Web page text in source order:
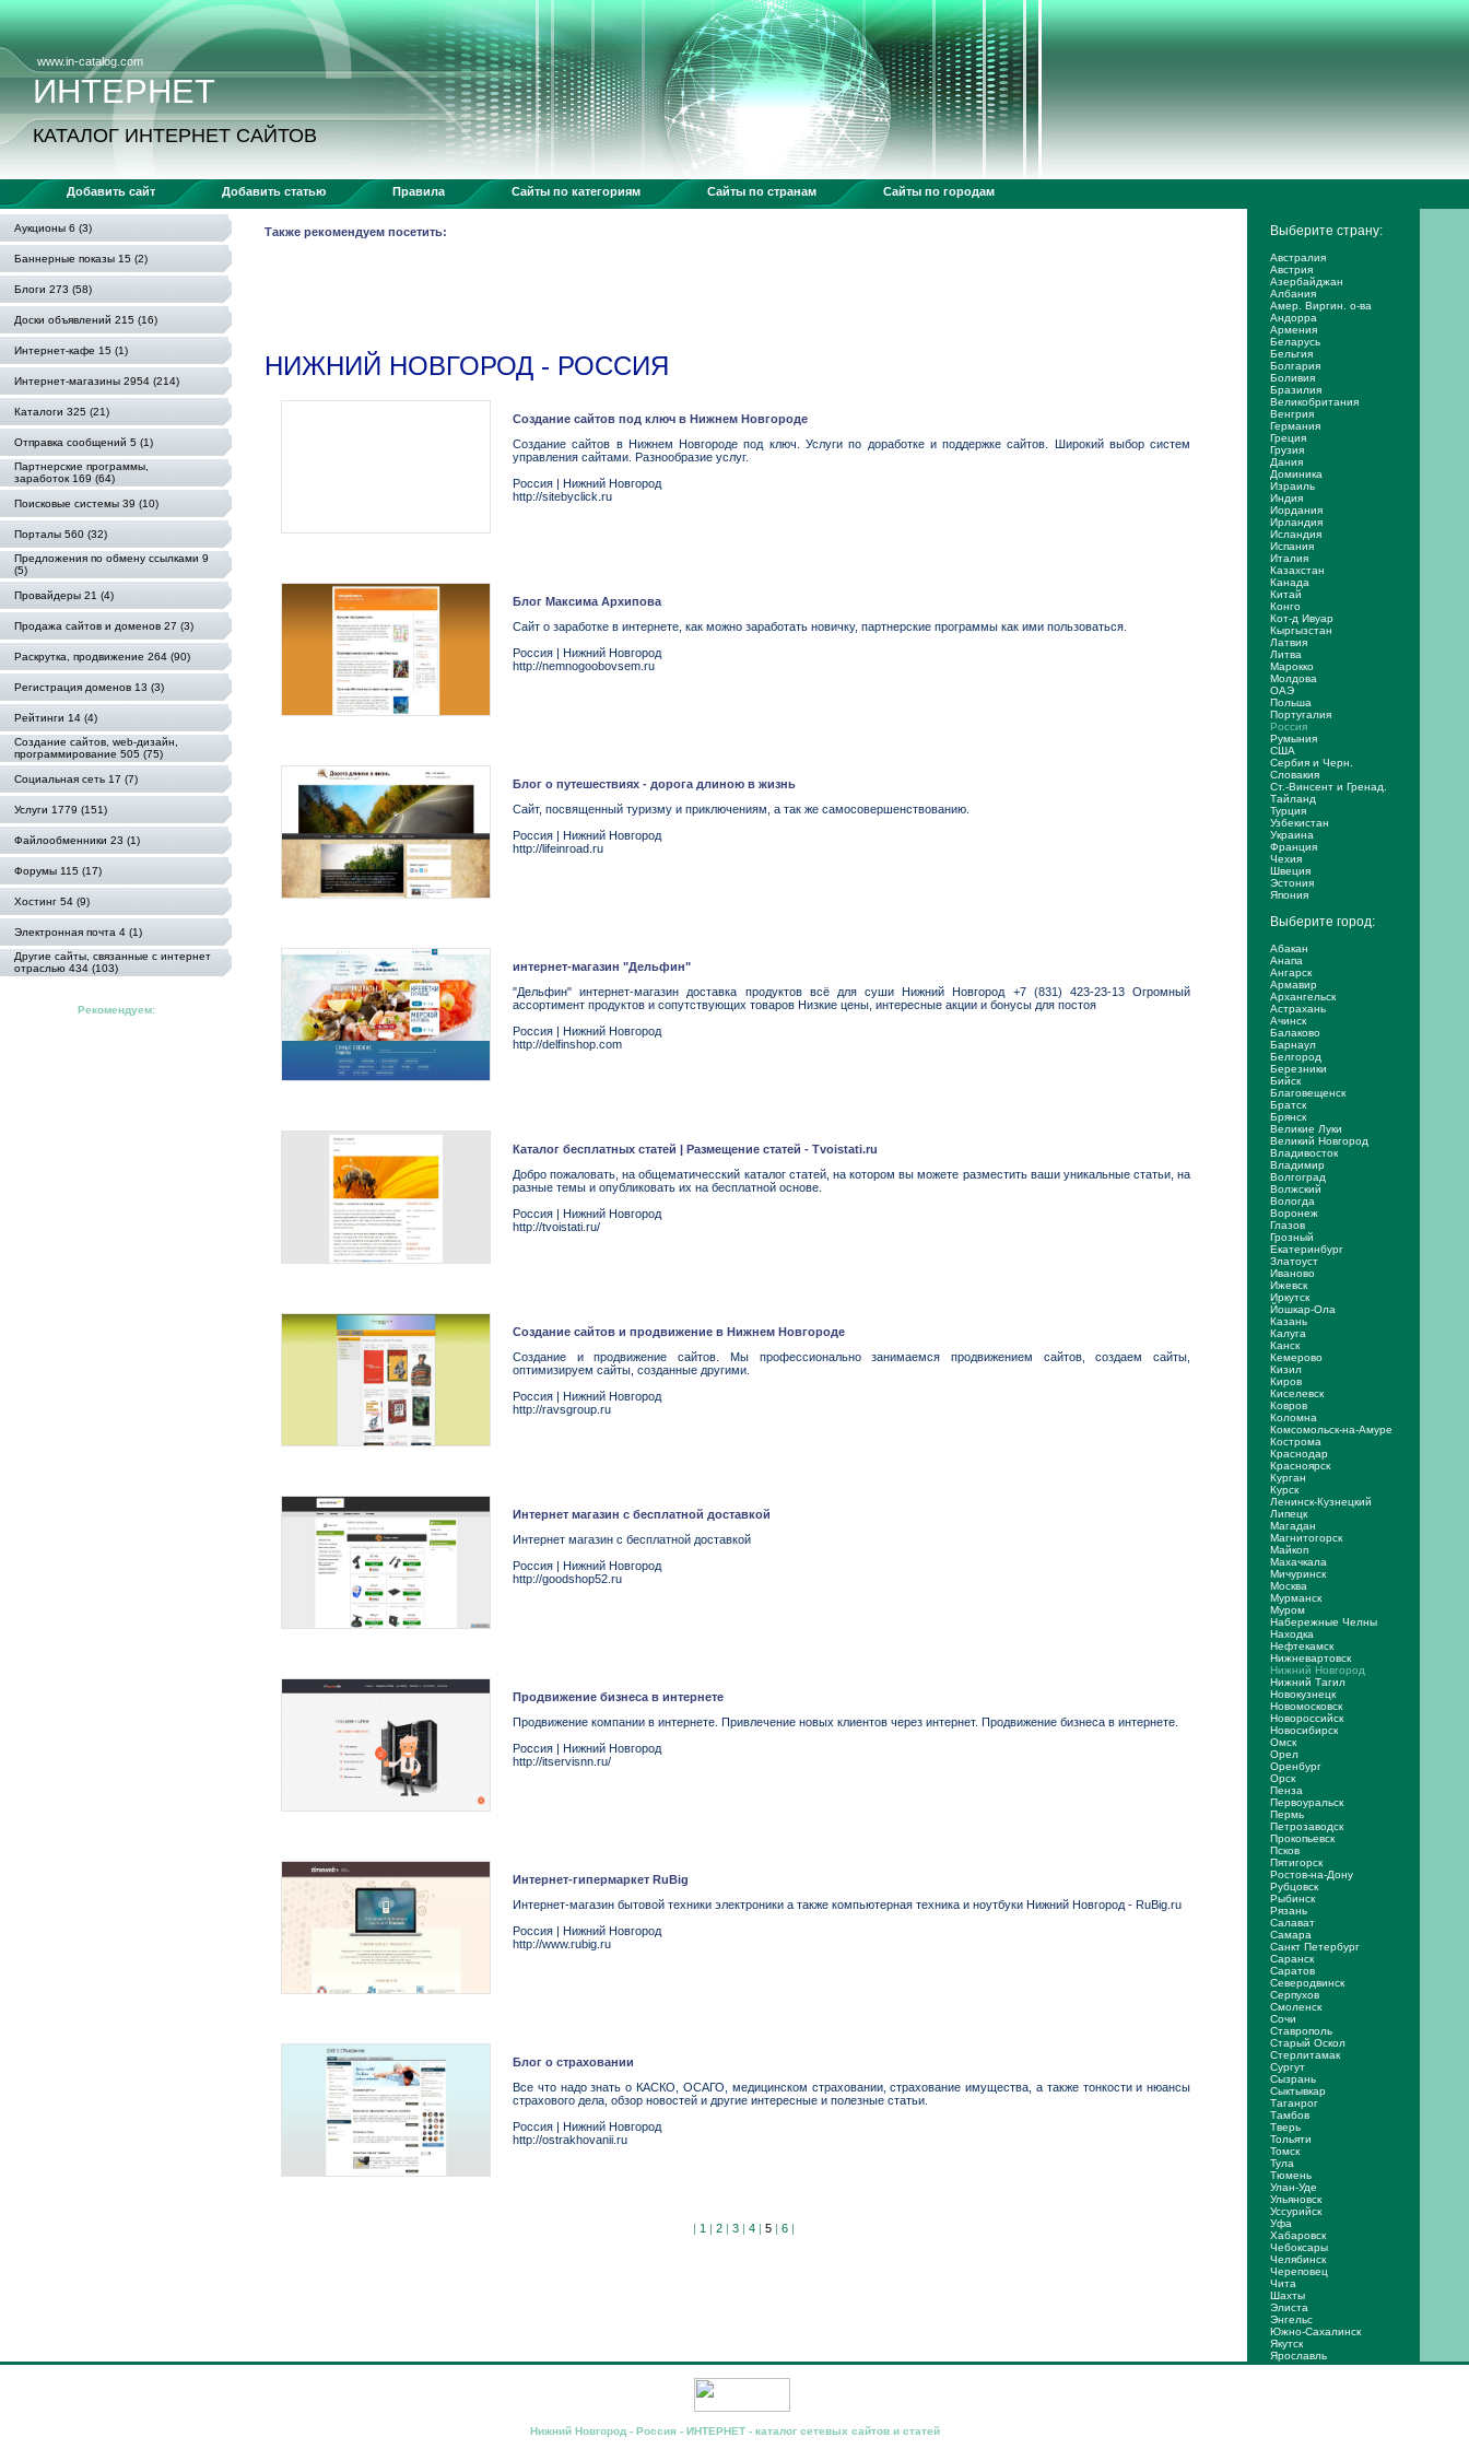
www.in-catalog.com
ИНТЕРНЕТ
КАТАЛОГ ИНТЕРНЕТ САЙТОВ
Добавить сайт Добавить статью Правила Сайты по категориям Сайты по странам Сайты по городам
Аукционы 6 (3)
Баннерные показы 15 (2)
Блоги 273 (58)
Доски объявлений 215 (16)
Интернет-кафе 15 (1)
Интернет-магазины 2954 (214)
Каталоги 325 (21)
Отправка сообщений 5 (1)
Партнерские программы,
заработок 169 (64)
Поисковые системы 39 (10)
Порталы 560 (32)
Предложения по обмену ссылками 9
(5)
Провайдеры 21 (4)
Продажа сайтов и доменов 27 (3)
Раскрутка, продвижение 264 (90)
Регистрация доменов 13 (3)
Рейтинги 14 (4)
Создание сайтов, web-дизайн,
программирование 505 (75)
Социальная сеть 17 (7)
Услуги 1779 (151)
Файлообменники 23 (1)
Форумы 115 (17)
Хостинг 54 (9)
Электронная почта 4 (1)
Другие сайты, связанные с интернет
отраслью 434 (103)
Рекомендуем:
Также рекомендуем посетить:
НИЖНИЙ НОВГОРОД - РОССИЯ
Создание сайтов под ключ в Нижнем Новгороде
Создание сайтов в Нижнем Новгороде под ключ. Услуги по доработке и поддержке сайтов. Широкий выбор систем
управления сайтами. Разнообразие услуг.
Россия | Нижний Новгород
http://sitebyclick.ru
Блог Максима Архипова
Сайт о заработке в интернете, как можно заработать новичку, партнерские программы как ими пользоваться.
Россия | Нижний Новгород
http://nemnogoobovsem.ru
Блог о путешествиях - дорога длиною в жизнь
Сайт, посвященный туризму и приключениям, а так же самосовершенствованию.
Россия | Нижний Новгород
http://lifeinroad.ru
интернет-магазин "Дельфин"
"Дельфин" интернет-магазин доставка продуктов всё для суши Нижний Новгород +7 (831) 423-23-13 Огромный
ассортимент продуктов и сопутствующих товаров Низкие цены, интересные акции и бонусы для постоя
Россия | Нижний Новгород
http://delfinshop.com
Каталог бесплатных статей | Размещение статей - Tvoistati.ru
Добро пожаловать, на общематичесский каталог статей, на котором вы можете разместить ваши уникальные статьи, на
разные темы и опубликовать их на бесплатной основе.
Россия | Нижний Новгород
http://tvoistati.ru/
Создание сайтов и продвижение в Нижнем Новгороде
Создание и продвижение сайтов. Мы профессионально занимаемся продвижением сайтов, создаем сайты,
оптимизируем сайты, созданные другими.
Россия | Нижний Новгород
http://ravsgroup.ru
Интернет магазин с бесплатной доставкой
Интернет магазин с бесплатной доставкой
Россия | Нижний Новгород
http://goodshop52.ru
Продвижение бизнеса в интернете
Продвижение компании в интернете. Привлечение новых клиентов через интернет. Продвижение бизнеса в интернете.
Россия | Нижний Новгород
http://itservisnn.ru/
Интернет-гипермаркет RuBig
Интернет-магазин бытовой техники электроники а также компьютерная техника и ноутбуки Нижний Новгород - RuBig.ru
Россия | Нижний Новгород
http://www.rubig.ru
Блог о страховании
Все что надо знать о КАСКО, ОСАГО, медицинском страховании, страхование имущества, а также тонкости и нюансы
страхового дела, обзор новостей и другие интересные и полезные статьи.
Россия | Нижний Новгород
http://ostrakhovanii.ru
| 1 | 2| 3| 4| 5| 6|
Выберите страну:
Австралия
Австрия
Азербайджан
Албания
Амер. Виргин. о-ва
Андорра
Армения
Беларусь
Бельгия
Болгария
Боливия
Бразилия
Великобритания
Венгрия
Германия
Греция
Грузия
Дания
Доминика
Израиль
Индия
Иордания
Ирландия
Исландия
Испания
Италия
Казахстан
Канада
Китай
Конго
Кот-д Ивуар
Кыргызстан
Латвия
Литва
Марокко
Молдова
ОАЭ
Польша
Португалия
Россия
Румыния
США
Сербия и Черн.
Словакия
Ст.-Винсент и Гренад.
Тайланд
Турция
Узбекистан
Украина
Франция
Чехия
Швеция
Эстония
Япония
Выберите город:
Абакан
Анапа
Ангарск
Армавир
Архангельск
Астрахань
Ачинск
Балаково
Барнаул
Белгород
Березники
Бийск
Благовещенск
Братск
Брянск
Великие Луки
Великий Новгород
Владивосток
Владимир
Волгоград
Волжский
Вологда
Воронеж
Глазов
Грозный
Екатеринбург
Златоуст
Иваново
Ижевск
Иркутск
Йошкар-Ола
Казань
Калуга
Канск
Кемерово
Кизил
Киров
Киселевск
Ковров
Коломна
Комсомольск-на-Амуре
Кострома
Краснодар
Красноярск
Курган
Курск
Ленинск-Кузнецкий
Липецк
Магадан
Магнитогорск
Майкоп
Махачкала
Мичуринск
Москва
Мурманск
Муром
Набережные Челны
Находка
Нефтекамск
Нижневартовск
Нижний Новгород
Нижний Тагил
Новокузнецк
Новомосковск
Новороссийск
Новосибирск
Омск
Орел
Оренбург
Орск
Пенза
Первоуральск
Пермь
Петрозаводск
Прокопьевск
Псков
Пятигорск
Ростов-на-Дону
Рубцовск
Рыбинск
Рязань
Салават
Самара
Санкт Петербург
Саранск
Саратов
Северодвинск
Серпухов
Смоленск
Сочи
Ставрополь
Старый Оскол
Стерлитамак
Сургут
Сызрань
Сыктывкар
Таганрог
Тамбов
Тверь
Тольяти
Томск
Тула
Тюмень
Улан-Уде
Ульяновск
Уссурийск
Уфа
Хабаровск
Чебоксары
Челябинск
Череповец
Чита
Шахты
Элиста
Энгельс
Южно-Сахалинск
Якутск
Ярослaвль
Нижний Новгород - Россия - ИНТЕРНЕТ - каталог сетевых сайтов и статей